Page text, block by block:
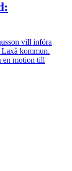
vill införa
Laxå kommun.
en motion till